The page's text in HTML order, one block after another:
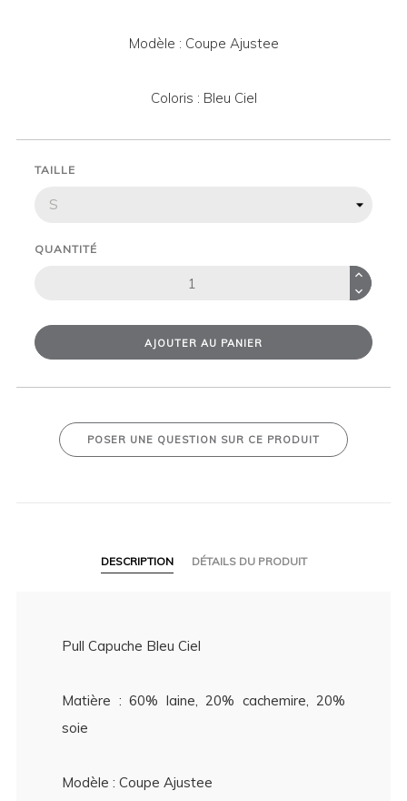
Modèle : Coupe Ajustee
Coloris : Bleu Ciel
TAILLE
QUANTITÉ
AJOUTER AU PANIER
POSER UNE QUESTION SUR CE PRODUIT
DESCRIPTION DÉTAILS DU PRODUIT
Pull Capuche Bleu Ciel
Matière : 60% laine, 20% cachemire, 20%
soie
Modèle : Coupe Ajustee